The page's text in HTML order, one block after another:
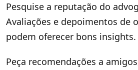
Pesquise a reputação do
Avaliações e depoimentos de
podem oferecer bons insights.
Peça recomendações a